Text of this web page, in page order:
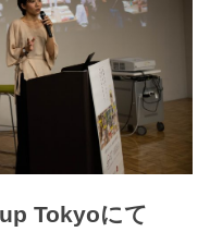
Tokyoにて